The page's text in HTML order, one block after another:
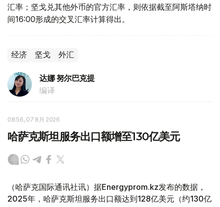
汇率；坚戈兑其他外币的官方汇率，则依据截至阿斯塔纳时
间16:00形成的交叉汇率计算得出。
经济 坚戈 外汇
达娜 努尔巴克提
编译
08:56, 07 8月 2026
哈萨克斯坦服务出口额增至130亿美元
（哈萨克国际通讯社讯）据Energyprom.kz发布的数据，
2025年，哈萨克斯坦服务出口额达到128亿美元（约130亿